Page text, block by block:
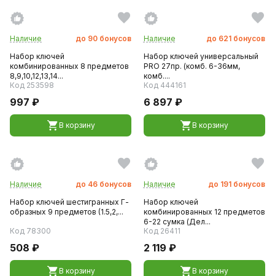
Наличие до 90 бонусов
Набор ключей
комбинированных 8 предметов
8,9,10,12,13,14...
Код 253598
997 ₽
В корзину
Наличие до 621 бонусов
Набор ключей универсальный
PRO 27пр. (комб. 6-36мм,
комб....
Код 444161
6 897 ₽
В корзину
Наличие до 46 бонусов
Набор ключей шестигранных Г-
образных 9 предметов (1.5,2,...
Код 78300
508 ₽
В корзину
Наличие до 191 бонусов
Набор ключей
комбинированных 12 предметов
6-22 сумка (Дел...
Код 26411
2 119 ₽
В корзину